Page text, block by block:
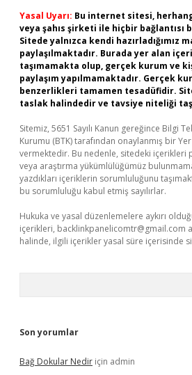
Yasal Uyarı: Bu internet sitesi,
veya şahıs şirketi ile hiçbir bağlantısı
Sitede yalnızca kendi hazırladığımız
paylaşılmaktadır. Burada yer alan
taşımamakta olup, gerçek kurum ve
paylaşım yapılmamaktadır. Gerçek
benzerlikleri tamamen tesadüfidir.
taslak halindedir ve tavsiye niteliği
Sitemiz, 5651 Sayılı Kanun gereğince Bilgi
Kurumu (BTK) tarafından onaylanmış bir
vermektedir. Bu nedenle, sitedeki içerikleri
veya araştırma yükümlülüğümüz
yazdıkları içeriklerin sorumluluğunu
bu sorumluluğu kabul etmiş sayılırlar.
Hukuka ve yasal düzenlemelere aykırı
içerikleri, backlinkpanelicomtr@gmail.com
halinde, ilgili içerikler yasal süre içerisinde
Son yorumlar
Bağ Dokular Nedir için admin